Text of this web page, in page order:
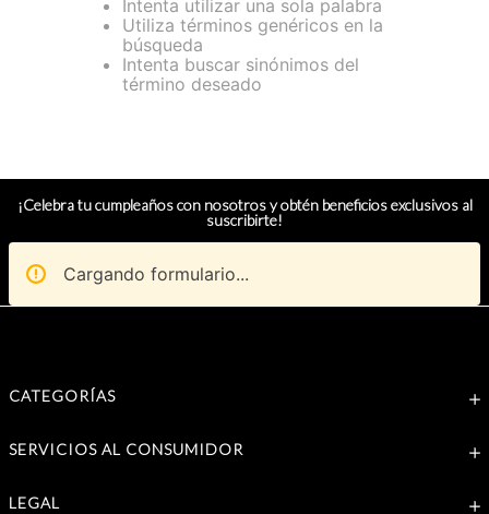
Intenta utilizar una sola palabra
Utiliza términos genéricos en la
búsqueda
Intenta buscar sinónimos del
término deseado
¡Celebra tu cumpleaños con nosotros y obtén beneficios exclusivos al
suscribirte!
Cargando formulario...
CATEGORÍAS
SERVICIOS AL CONSUMIDOR
LEGAL